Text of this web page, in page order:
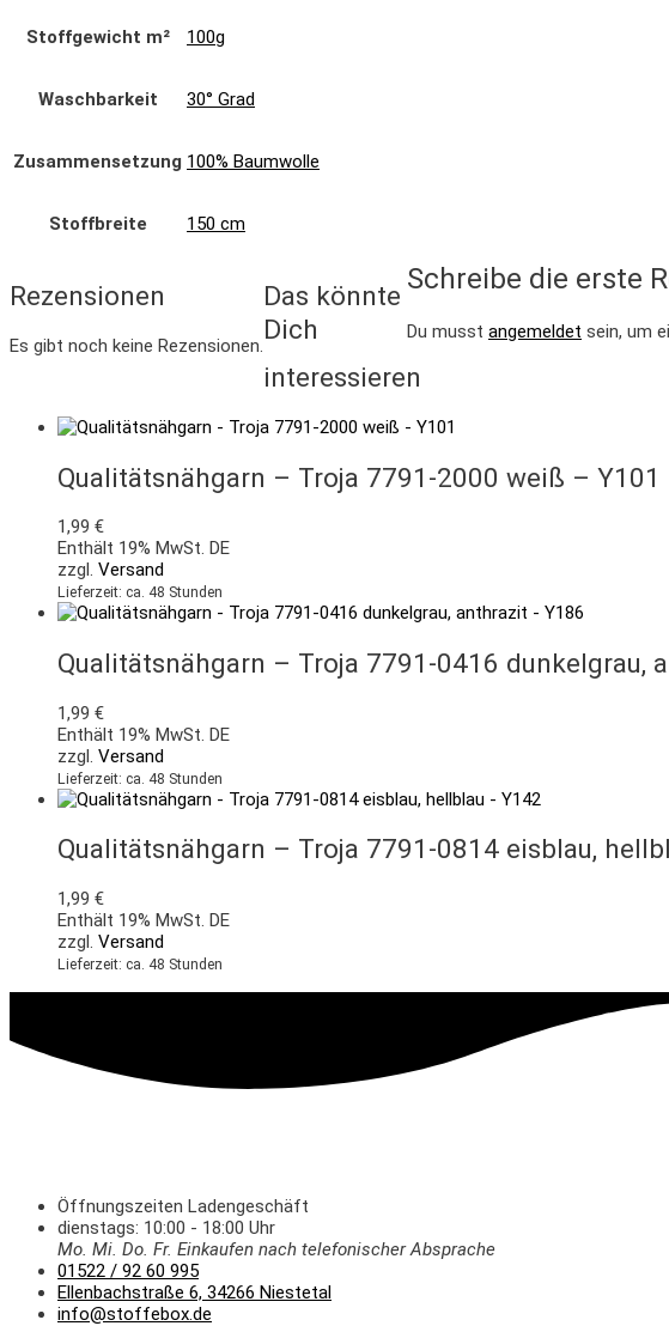
Stoffgewicht m² 100g
Waschbarkeit 30° Grad
Zusammensetzung 100% Baumwolle
Stoffbreite 150 cm
Rezensionen
Es gibt noch keine Rezensionen.
Schreibe die erste
Du musst angemeldet sein, um
Das könnte
Dich
interessieren
Qualitätsnähgarn – Troja 7791-2000 weiß – Y101
1,99 €
Enthält 19% MwSt. DE
zzgl. Versand
Lieferzeit: ca. 48 Stunden
Qualitätsnähgarn – Troja 7791-0416 dunkelgrau,
1,99 €
Enthält 19% MwSt. DE
zzgl. Versand
Lieferzeit: ca. 48 Stunden
Qualitätsnähgarn – Troja 7791-0814 eisblau,
1,99 €
Enthält 19% MwSt. DE
zzgl. Versand
Lieferzeit: ca. 48 Stunden
Öffnungszeiten Ladengeschäft
dienstags: 10:00 - 18:00 Uhr
Mo. Mi. Do. Fr. Einkaufen nach telefonischer Absprache
01522 / 92 60 995
Ellenbachstraße 6, 34266 Niestetal
info@stoffebox.de